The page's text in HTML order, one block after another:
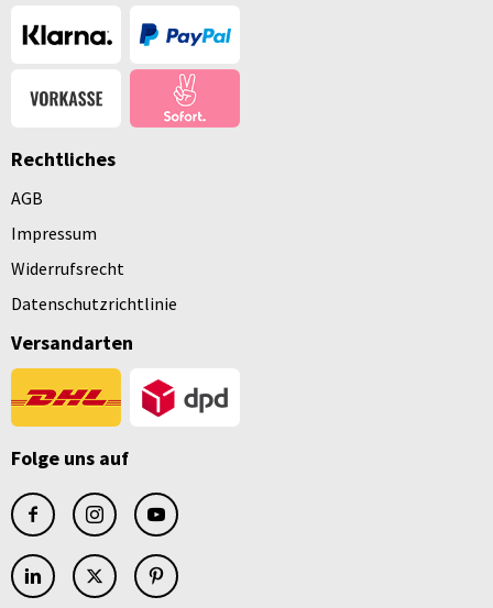
Rechtliches
AGB
Impressum
Widerrufsrecht
Datenschutzrichtlinie
Versandarten
Folge uns auf
facebookinstagramyoutube
linkedinx pinterest